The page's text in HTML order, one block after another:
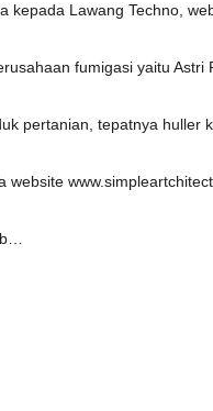
kepada Lawang Techno,
fumigasi yaitu Astri
pertanian, tepatnya huller
website